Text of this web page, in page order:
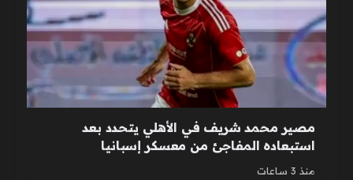
مصير محمد شريف في الأهلي يتحدد بعد
استبعاده المفاجئ من معسكر إسبانيا
منذ 3 ساعات